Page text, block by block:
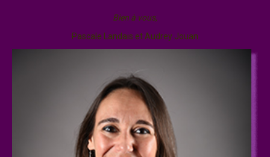
Bien à vous,
Pascale Landais et Audrey Jouan